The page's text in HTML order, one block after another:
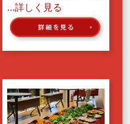
…詳しく見る